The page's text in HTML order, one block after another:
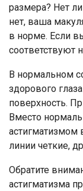
размера? Нет
нет, ваша
в норме. Если
соответствуют
В нормальном
здорового
поверхность.
Вместо
астигматизмом
линии четкие,
Обратите
астигматизма